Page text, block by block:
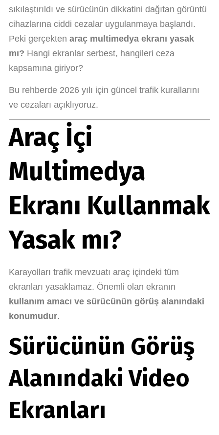
sıkılaştırıldı ve sürücünün dikkatini dağıtan görüntü
cihazlarına ciddi cezalar uygulanmaya başlandı.
Peki gerçekten araç multimedya ekranı yasak
mı? Hangi ekranlar serbest, hangileri ceza
kapsamına giriyor?
Bu rehberde 2026 yılı için güncel trafik kurallarını
ve cezaları açıklıyoruz.
Araç İçi
Multimedya
Ekranı Kullanmak
Yasak mı?
Karayolları trafik mevzuatı araç içindeki tüm
ekranları yasaklamaz. Önemli olan ekranın
kullanım amacı ve sürücünün görüş alanındaki
konumudur.
Sürücünün Görüş
Alanındaki Video
Ekranları